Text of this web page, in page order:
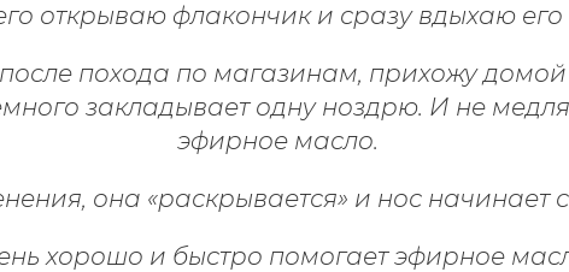
открываю флакончик и сразу вдыхаю его
похода по магазинам, прихожу
закладывает одну ноздрю. И не
эфирное масло.
она «раскрывается» и нос начинает
хорошо и быстро помогает эфирное